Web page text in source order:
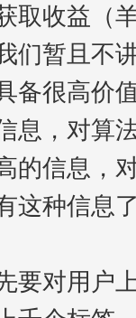
取收益（
们暂且不
备很高价
息，对算
的信息，
这种信息
要对用户